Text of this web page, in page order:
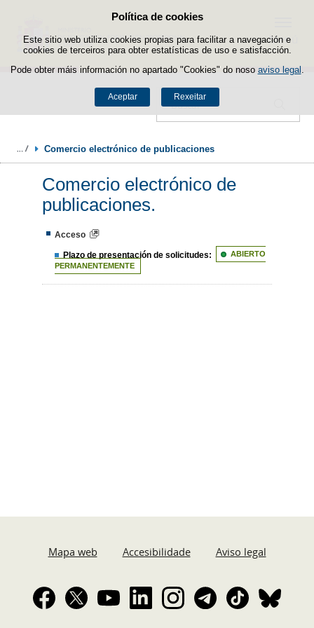
Política de cookies
Este sitio web utiliza cookies propias para facilitar a navegación e
cookies de terceiros para obter estatísticas de uso e satisfacción.
Pode obter máis información no apartado "Cookies" do noso aviso legal
Aceptar Rexeitar
Saltar ao contido
Buscador
Menú
Comercio electrónico de publicaciones
Comercio electrónico de
publicaciones.
Acceso
Plazo de presentación de solicitudes:
ABIERTO
PERMANENTEMENTE
Mapa web Accesibilidade Aviso legal